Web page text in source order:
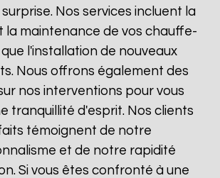
Nos services incluent la
la maintenance de vos chauffe-
que l'installation de nouveaux
Nous offrons également des
nos interventions pour vous
tranquillité d'esprit. Nos clients
témoignent de notre
et de notre rapidité
Si vous êtes confronté à une